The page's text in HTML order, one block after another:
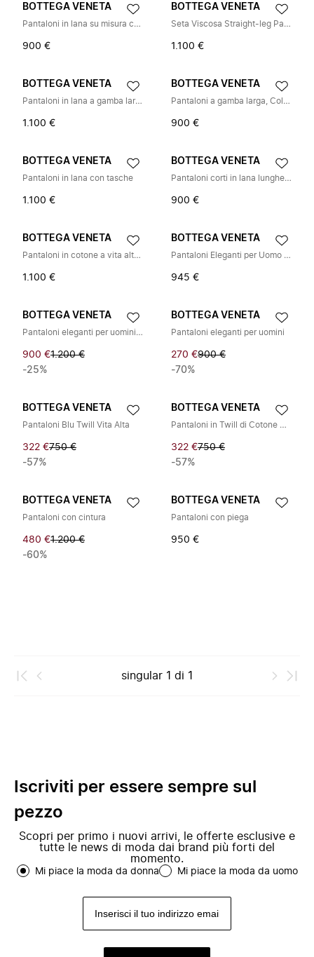
BOTTEGA VENETA
Pantaloni in lana su misura con tasca posteriore
900 €
BOTTEGA VENETA
Seta Viscosa Straight-leg Pantaloni
1.100 €
BOTTEGA VENETA
Pantaloni in lana a gamba larga con cuciture a contrasto
1.100 €
BOTTEGA VENETA
Pantaloni a gamba larga, Collezione Salon 03
900 €
BOTTEGA VENETA
Pantaloni in lana con tasche
1.100 €
BOTTEGA VENETA
Pantaloni corti in lana lunghezza caviglia
900 €
BOTTEGA VENETA
Pantaloni in cotone a vita alta con staffe
1.100 €
BOTTEGA VENETA
Pantaloni Eleganti per Uomo e Donna
945 €
BOTTEGA VENETA
Pantaloni eleganti per uomini e donne
900 €1.200 €
-25%
BOTTEGA VENETA
Pantaloni eleganti per uomini
270 €900 €
-70%
BOTTEGA VENETA
Pantaloni Blu Twill Vita Alta
322 €750 €
-57%
BOTTEGA VENETA
Pantaloni in Twill di Cotone Beige
322 €750 €
-57%
BOTTEGA VENETA
Pantaloni con cintura
480 €1.200 €
-60%
BOTTEGA VENETA
Pantaloni con piega
950 €
singular 1 di 1
Iscriviti per essere sempre sul
pezzo
Scopri per primo i nuovi arrivi, le offerte esclusive e
tutte le news di moda dai brand più forti del
momento.
Mi piace la moda da donna Mi piace la moda da uomo